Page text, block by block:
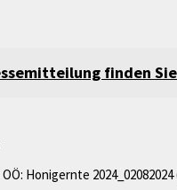
finden
Honigernte 2024_02082024